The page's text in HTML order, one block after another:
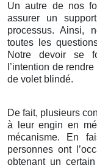
Un autre de nos
assurer un
processus. Ainsi,
toutes les
Notre devoir se
l’intention de
de volet blindé.
De fait, plusieurs
à leur engin en
mécanisme. En
personnes ont
obtenant un